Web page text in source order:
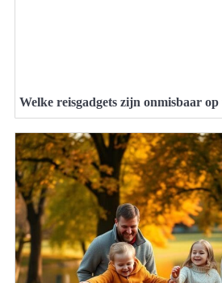
Welke reisgadgets zijn onmisbaar